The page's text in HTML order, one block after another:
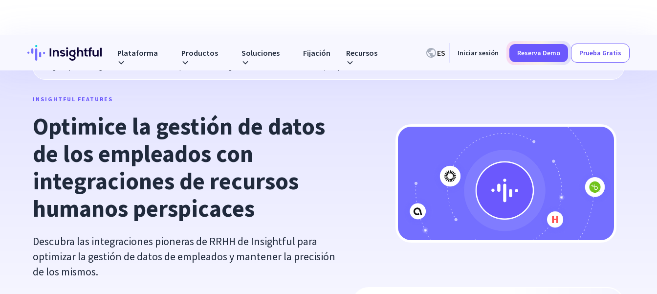
Plataforma Productos Soluciones Fijación Recursos ES Iniciar sesión Reserva Demo
Prueba Gratis
Optimice la gestión de datos de los empleados con integraciones de recursos humanos perspicaces
INSIGHTFUL FEATURES
Optimice la gestión de datos
de los empleados con
integraciones de recursos
humanos perspicaces
Descubra las integraciones pioneras de RRHH de Insightful para
optimizar la gestión de datos de empleados y mantener la precisión
de los mismos.